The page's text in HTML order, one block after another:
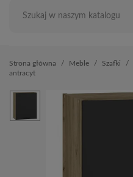
Strona główna Meble Szafki
antracyt